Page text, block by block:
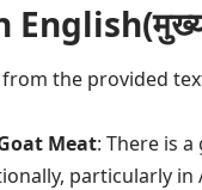
the provided
Meat: There is
particularly